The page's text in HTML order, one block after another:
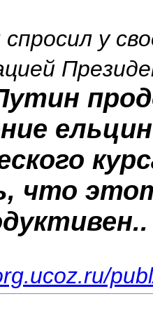
у
что